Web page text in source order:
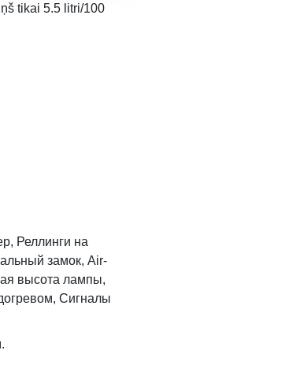
tikai 5.5 litri/100
Реллинги на
замок, Air-
высота лампы,
Сигналы